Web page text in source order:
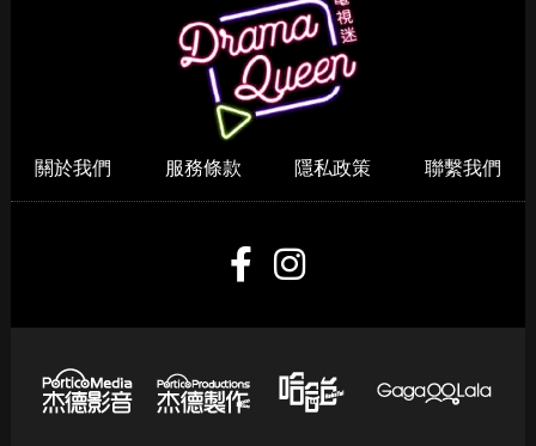
才有資格說愛妳！
持一週，腰細了，瘦到你
懷疑人生